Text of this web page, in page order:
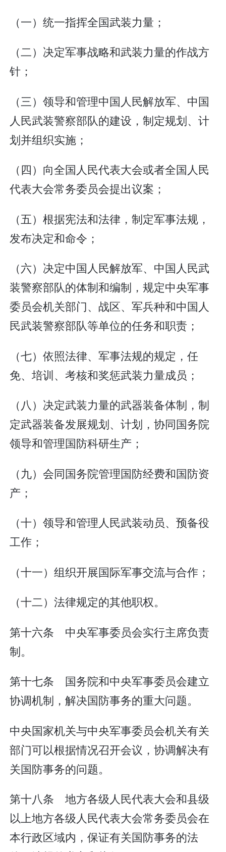
（一）统一指挥全国武装力量；
（二）决定军事战略和武装力量的作战方
针；
（三）领导和管理中国人民解放军、中国
人民武装警察部队的建设，制定规划、计
划并组织实施；
（四）向全国人民代表大会或者全国人民
代表大会常务委员会提出议案；
（五）根据宪法和法律，制定军事法规，
发布决定和命令；
（六）决定中国人民解放军、中国人民武
装警察部队的体制和编制，规定中央军事
委员会机关部门、战区、军兵种和中国人
民武装警察部队等单位的任务和职责；
（七）依照法律、军事法规的规定，任
免、培训、考核和奖惩武装力量成员；
（八）决定武装力量的武器装备体制，制
定武器装备发展规划、计划，协同国务院
领导和管理国防科研生产；
（九）会同国务院管理国防经费和国防资
产；
（十）领导和管理人民武装动员、预备役
工作；
（十一）组织开展国际军事交流与合作；
（十二）法律规定的其他职权。
第十六条 中央军事委员会实行主席负责
制。
第十七条 国务院和中央军事委员会建立
协调机制，解决国防事务的重大问题。
中央国家机关与中央军事委员会机关有关
部门可以根据情况召开会议，协调解决有
关国防事务的问题。
第十八条 地方各级人民代表大会和县级
以上地方各级人民代表大会常务委员会在
本行政区域内，保证有关国防事务的法